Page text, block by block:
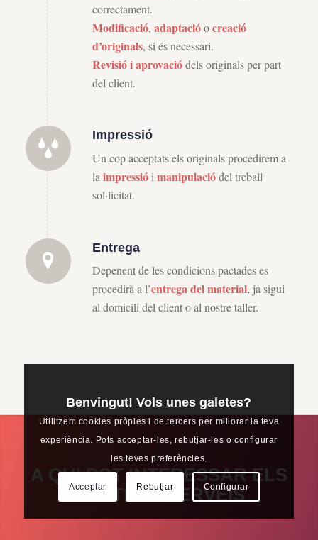
correctament.
Modificació, adaptacióocreació
d’originals, si és necessari.
Revisió i aprovaciódels originals per part
del client.
Impressió
Un cop acceptats els originals procedirem a
la impressiói manipulaciódel treball
sol·licitat.
Entrega
Depenent de les condicions pactades es
procedirà a l’entrega del material, ja sigui
al domicili del client o al nostre taller.
A QUI POT INTERESSAR ELS
NOSTRES SERVEIS
Benvingut! Vols unes galetes?
Utilitzem cookies pròpies i de tercers per millorar la teva
experiència. Pots acceptar-les, rebutjar-les o configurar
les teves preferències.
Acceptar Rebutjar Configurar